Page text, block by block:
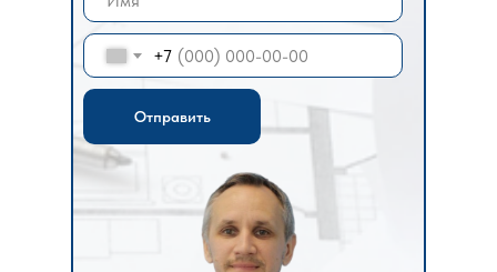
+7
Отправить